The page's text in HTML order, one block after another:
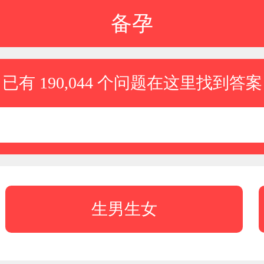
备孕
已有 190,044 个问题在这里找到答案
生男生女